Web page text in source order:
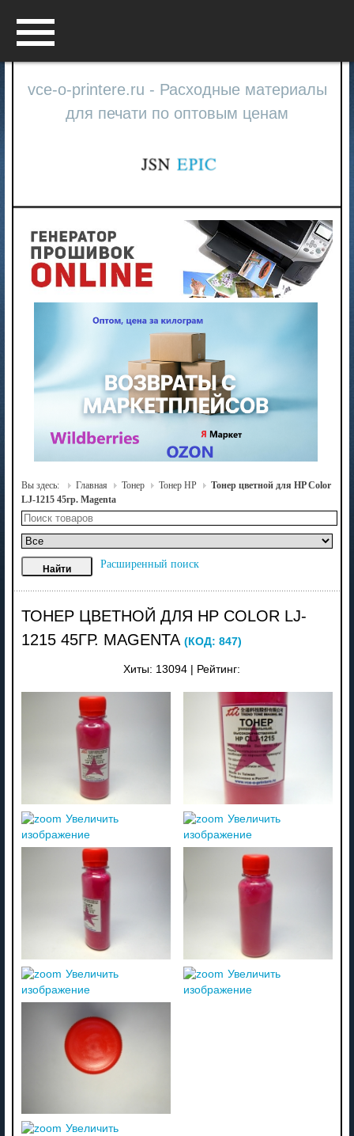
vce-o-printere.ru - Расходные материалы
для печати по оптовым ценам
Вы здесь: Главная Тонер Тонер HP
Тонер цветной для HP Color
LJ-1215 45гр. Magenta
Расширенный поиск
ТОНЕР ЦВЕТНОЙ ДЛЯ HP COLOR LJ-
1215 45ГР. MAGENTA (КОД: 847)
Хиты: 13094 Рейтинг:
Увеличить
изображение
Увеличить
изображение
Увеличить
изображение
Увеличить
изображение
Увеличить